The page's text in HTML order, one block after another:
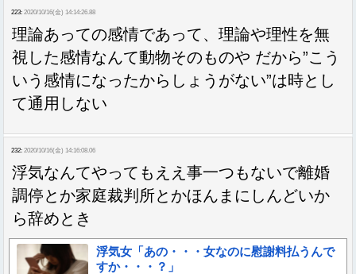
223: 2020/10/16(金) 14:14:26.88
理論あっての感情であって、理論や理性を無
視した感情なんて動物そのものや だから”こう
いう感情になったからしょうがない”は時とし
て通用しない
232: 2020/10/16(金) 14:16:08.06
浮気なんてやってもええ事一つもないで離婚
調停とか家庭裁判所とかほんまにしんどいか
ら辞めとき
浮気女「あの・・・女なのに慰謝料払うんで
すか・・・？」